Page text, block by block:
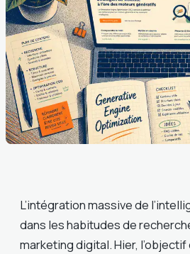
L’intégration massive de
dans les habitudes de
marketing digital. Hier,